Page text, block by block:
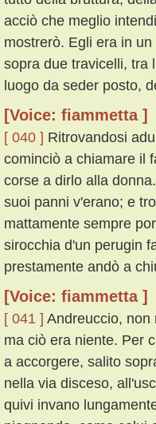
acciò che meglio
mostrerò. Egli era in
sopra due travicelli, tra
luogo da seder posto,
[Voice: fiammetta ]
[ 040 ] Ritrovandosi
cominciò a chiamare il
corse a dirlo alla
suoi panni v'erano; e
mattamente sempre
sirocchia d'un perugin
prestamente andò a
[Voice: fiammetta ]
[ 041 ] Andreuccio, non
ma ciò era niente. Per
a accorgere, salito
nella via disceso,
quivi invano